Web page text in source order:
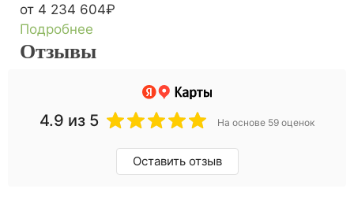
от 4 234 604₽
Подробнее
Отзывы
4.9 из 5 На основе 59 оценок
Оставить отзыв